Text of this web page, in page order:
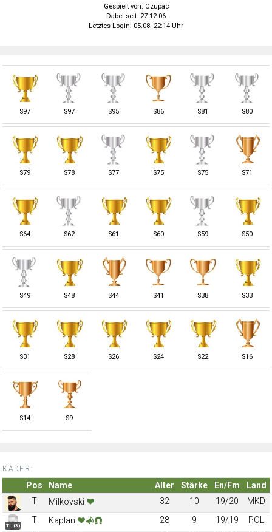
Gespielt von: Czupac
Dabei seit: 27.12.06
Letztes Login: 05.08. 22:14 Uhr
S97 S97 S95 S86 S81 S80
S79 S78 S77 S75 S75 S71
S64 S62 S61 S60 S59 S50
S49 S48 S44 S41 S38 S33
S31 S28 S26 S24 S22 S16
S14 S9
KADER:
Pos Name Alter Stärke En/Fm
Land
T
Milkovski 32 10 19/20 MKD
TL (3)
T Kaplan 28 9 19/19
POL